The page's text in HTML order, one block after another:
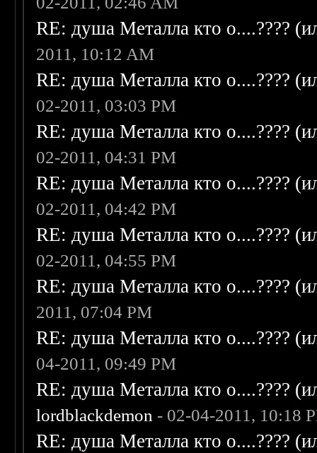
RE: душа Металла кто о....????
2011, 10:12 AM
RE: душа Металла кто о....????
02-2011, 03:03 PM
RE: душа Металла кто о....????
02-2011, 04:31 PM
RE: душа Металла кто о....????
02-2011, 04:42 PM
RE: душа Металла кто о....????
02-2011, 04:55 PM
RE: душа Металла кто о....????
2011, 07:04 PM
RE: душа Металла кто о....????
04-2011, 09:49 PM
RE: душа Металла кто о....????
lordblackdemon - 02-04-2011, 10:18
RE: душа Металла кто о....????